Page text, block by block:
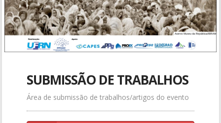
SUBMISSÃO DE TRABALHOS
Área de submissão de trabalhos/artigos do evento